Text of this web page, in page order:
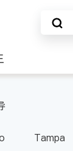
Tampa